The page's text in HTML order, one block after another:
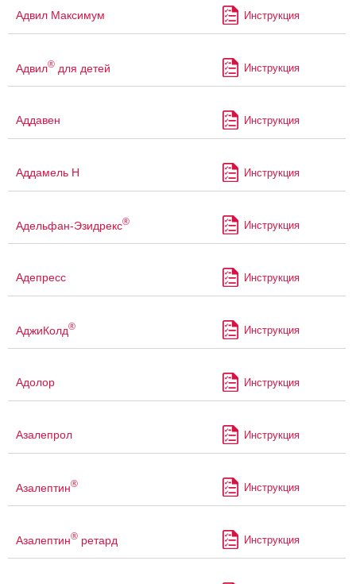
Адвил Максимум Инструкция
Адвил® для детей Инструкция
Аддавен Инструкция
Аддамель Н Инструкция
Адельфан-Эзидрекс® Инструкция
Адепресс Инструкция
АджиКолд® Инструкция
Адолор Инструкция
Азалепрол Инструкция
Азалептин® Инструкция
Азалептин® ретард Инструкция